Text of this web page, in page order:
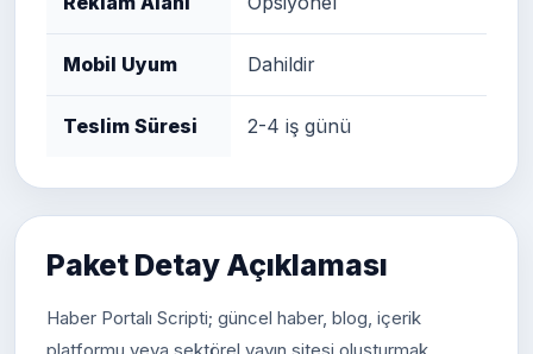
Mobil Uyum Dahildir
Teslim Süresi 2-4 iş günü
Paket Detay Açıklaması
Haber Portalı Scripti; güncel haber, blog, içerik